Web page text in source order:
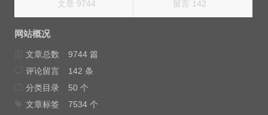
文章 9744 留言 142
网站概况
文章总数
9744 篇
评论留言
142 条
分类目录
50 个
文章标签
7534 个